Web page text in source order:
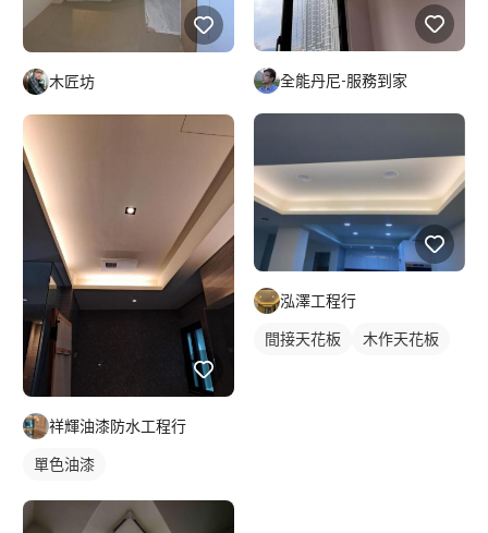
木匠坊
祥輝油漆防水工程行
單色油漆
全能丹尼-服務到家
泓澤工程行
間接天花板 木作天花板